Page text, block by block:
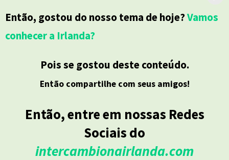
Então, gostou do nosso tema de hoje?Vamos
conhecer a Irlanda?
Pois se gostou deste conteúdo.
Então compartilhe com seus amigos!
Então, entre em nossas Redes
Sociais do
intercambionairlanda.com